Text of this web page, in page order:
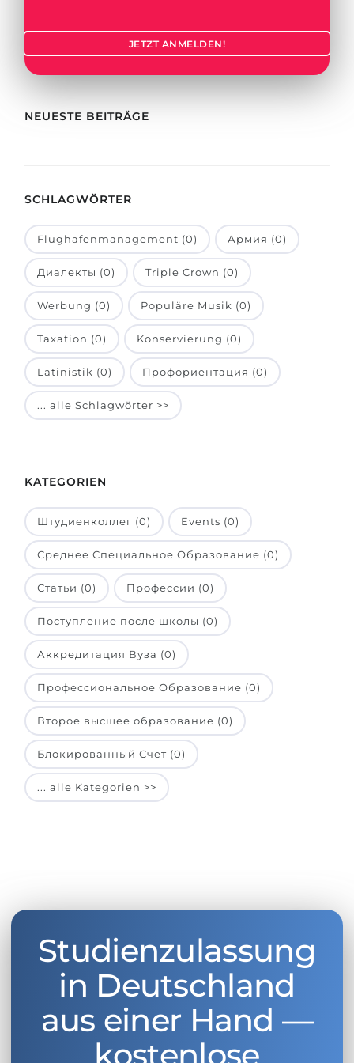
BERUFE
Beispiel-Stellenangebote
Holland-Test
Interessenkarte-Test
RIASEC-Test
Erfolgzu
100%
Unsere Studierenden werden
BERATUNG!
BEWERBEN FÜR FACHRICHTUNG …
Medizin
Physik
BEWERBEN AUS …
Russland
Ukraine
Kasachstan
Aserbaidschan
Armenien
Belarus
Anderes Land
JETZT ANMELDEN!
NEUESTE BEITRÄGE
SCHLAGWÖRTER
Flughafenmanagement (0) Армия (0)
Диалекты (0) Triple Crown (0)
Werbung (0) Populäre Musik (0)
Taxation (0) Konservierung (0)
Latinistik (0) Профориентация (0)
... alle Schlagwörter >>
KATEGORIEN
Штудиенколлег (0) Events (0)
Среднее Специальное Образование (0)
Статьи (0) Профессии (0)
Поступление после школы (0)
Аккредитация Вуза (0)
Профессиональное Образование (0)
Второе высшее образование (0)
Блокированный Счет (0)
... alle Kategorien >>
Studienzulassung
in Deutschland
aus einer Hand —
kostenlose